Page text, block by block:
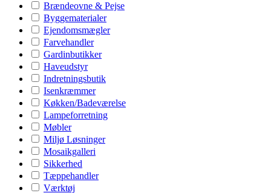
Brændeovne & Pejse
Byggematerialer
Ejendomsmægler
Farvehandler
Gardinbutikker
Haveudstyr
Indretningsbutik
Isenkræmmer
Køkken/Badeværelse
Lampeforretning
Møbler
Miljø Løsninger
Mosaikgalleri
Sikkerhed
Tæppehandler
Værktøj